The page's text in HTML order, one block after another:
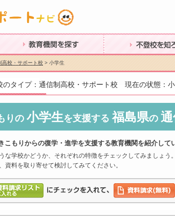
育機関を探す 不登校を知ろう
高校・サポート校> 小学生
タイプ：通信制高校・サポート校 現在の状態：
りの 小学生を支援する 福島県の
こもりからの復学・進学を支援する教育機関を紹介して
な学校かどうか、それぞれの特徴をチェックしてみましょう。
資料を取り寄せて検討してみてください。